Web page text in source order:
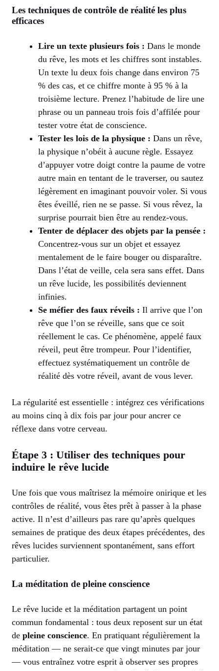
Les techniques de contrôle de réalité les plus
efficaces
Lire un texte plusieurs fois : Dans le monde
du rêve, les mots et les chiffres sont instables.
Un texte lu deux fois change dans environ 75
% des cas, et ce chiffre monte à 95 % à la
troisième lecture. Prenez l’habitude de lire une
phrase ou un panneau trois fois d’affilée pour
tester votre état de conscience.
Tester les lois de la physique : Dans un rêve,
la physique n’obéit à aucune règle. Essayez
d’appuyer votre doigt contre la paume de votre
autre main en tentant de le traverser, ou sautez
légèrement en imaginant pouvoir voler. Si vous
êtes éveillé, rien ne se passe. Si vous rêvez, la
surprise pourrait bien être au rendez-vous.
Tenter de déplacer des objets par la pensée :
Concentrez-vous sur un objet et essayez
mentalement de le faire bouger ou disparaître.
Dans l’état de veille, cela sera sans effet. Dans
un rêve lucide, les possibilités deviennent
infinies.
Se méfier des faux réveils : Il arrive que l’on
rêve que l’on se réveille, sans que ce soit
réellement le cas. Ce phénomène, appelé faux
réveil, peut être trompeur. Pour l’identifier,
effectuez systématiquement un contrôle de
réalité dès votre réveil, avant de vous lever.
La régularité est essentielle : intégrez ces vérifications
au moins cinq à dix fois par jour pour ancrer ce
réflexe dans votre cerveau.
Étape 3 : Utiliser des techniques pour
induire le rêve lucide
Une fois que vous maîtrisez la mémoire onirique et les
contrôles de réalité, vous êtes prêt à passer à la phase
active. Il n’est d’ailleurs pas rare qu’après quelques
semaines de pratique des deux étapes précédentes, des
rêves lucides surviennent spontanément, sans effort
particulier.
La méditation de pleine conscience
Le rêve lucide et la méditation partagent un point
commun fondamental : tous deux reposent sur un état
de pleine conscience. En pratiquant régulièrement la
méditation — ne serait-ce que vingt minutes par jour
— vous entraînez votre esprit à observer ses propres